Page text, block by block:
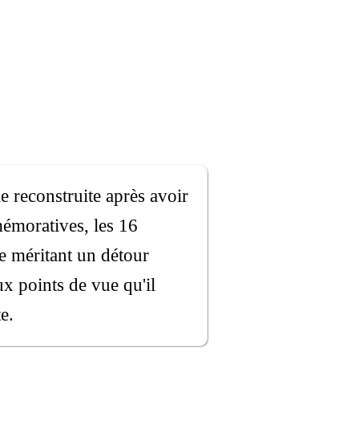
reconstruite après avoir
les 16
méritant un détour
points de vue qu'il